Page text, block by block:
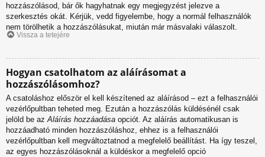
hozzászólásod, bár ők hagyhatnak egy megjegyzést jelezve a
szerkesztés okát. Kérjük, vedd figyelembe, hogy a normál felhasználók
nem törölhetik a hozzászólásukat, miután már másvalaki válaszolt.
Vissza a tetejére
Hogyan csatolhatom az aláírásomat a
hozzászólásomhoz?
A csatoláshoz először el kell készítened az aláírásod – ezt a felhasználói
vezérlőpultban teheted meg. Ezután a hozzászólás küldésénél csak
jelöld be azAláírás hozzáadása opciót. Az aláírás automatikusan is
hozzáadható minden hozzászóláshoz, ehhez is a felhasználói
vezérlőpultban kell megváltoztatnod a megfelelő beállítást. Ha így teszel,
az egyes hozzászólásoknál a küldéskor a megfelelő opció